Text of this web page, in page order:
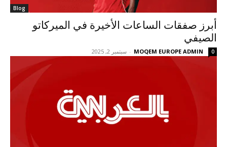
Blog
أبرز صفقات الساعات الأخيرة في الميركاتو
الصيفي
MOQEM EUROPE ADMIN
- سبتمبر 2, 2025 0